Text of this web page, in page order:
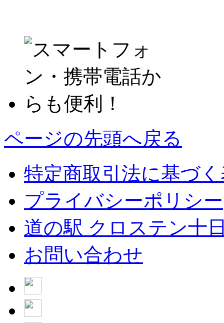
ページの先頭へ戻る
特定商取引法に基づ
プライバシーポリシー
道の駅 クロステン十
お問い合わせ